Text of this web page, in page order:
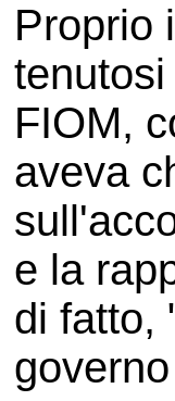
Proprio
FIOM,
aveva
e la
di fatto,